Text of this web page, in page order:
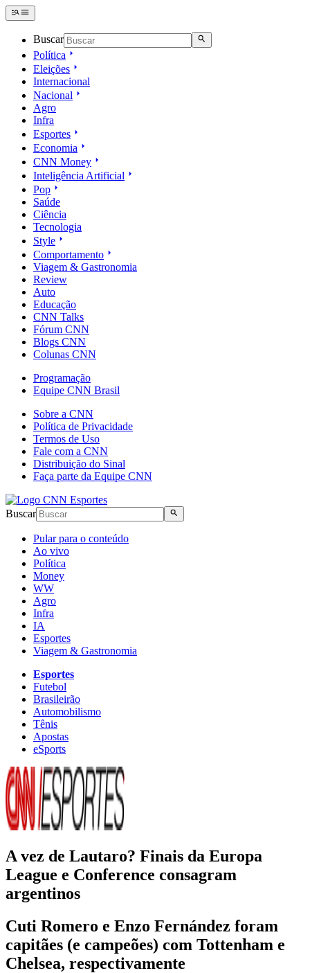
Buscar
Política
Eleições
Internacional
Nacional
Agro
Infra
Esportes
Economia
CNN Money
Inteligência Artificial
Pop
Saúde
Ciência
Tecnologia
Style
Comportamento
Viagem & Gastronomia
Review
Auto
Educação
CNN Talks
Fórum CNN
Blogs CNN
Colunas CNN
Programação
Equipe CNN Brasil
Sobre a CNN
Política de Privacidade
Termos de Uso
Fale com a CNN
Distribuição do Sinal
Faça parte da Equipe CNN
Buscar
Pular para o conteúdo
Ao vivo
Política
Money
WW
Agro
Infra
IA
Esportes
Viagem & Gastronomia
Esportes
Futebol
Brasileirão
Automobilismo
Tênis
Apostas
eSports
A vez de Lautaro? Finais da Europa
League e Conference consagram
argentinos
Cuti Romero e Enzo Fernández foram
capitães (e campeões) com Tottenham e
Chelsea, respectivamente